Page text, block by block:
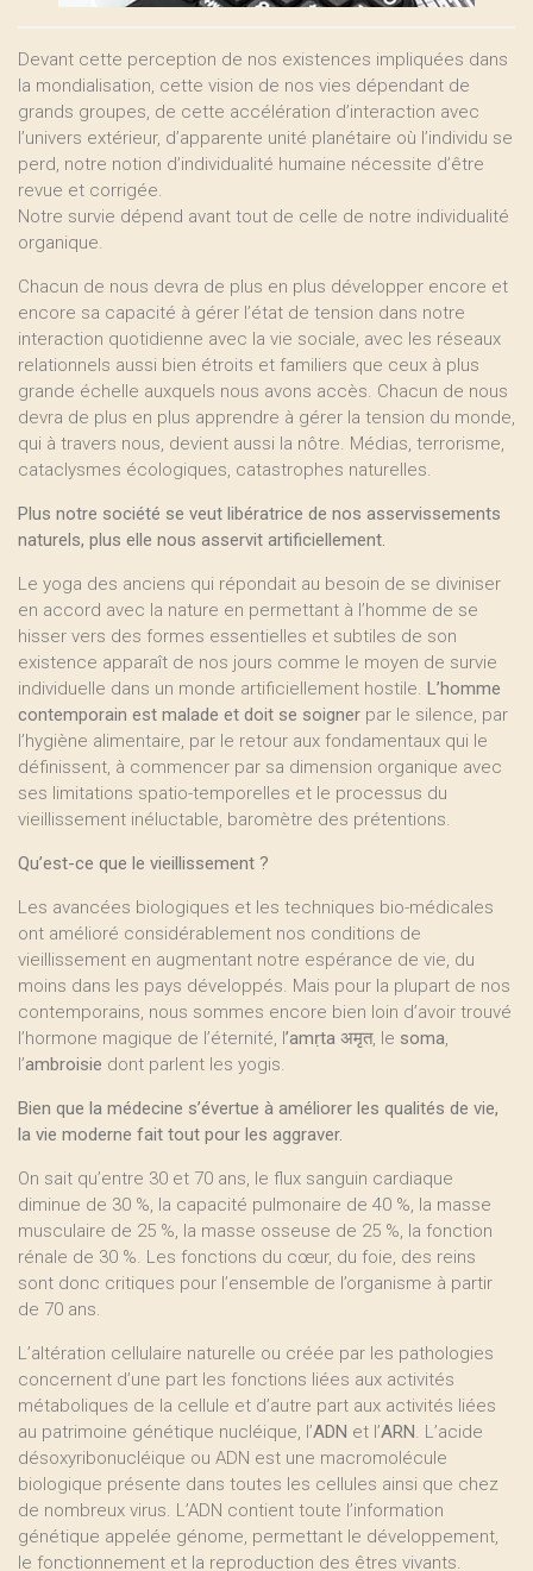
Devant cette perception de nos existences impliquées dans
la mondialisation, cette vision de nos vies dépendant de
grands groupes, de cette accélération d’interaction avec
l’univers extérieur, d’apparente unité planétaire où l’individu se
perd, notre notion d’individualité humaine nécessite d’être
revue et corrigée.
Notre survie dépend avant tout de celle de notre individualité
organique.
Chacun de nous devra de plus en plus développer encore et
encore sa capacité à gérer l’état de tension dans notre
interaction quotidienne avec la vie sociale, avec les réseaux
relationnels aussi bien étroits et familiers que ceux à plus
grande échelle auxquels nous avons accès. Chacun de nous
devra de plus en plus apprendre à gérer la tension du monde,
qui à travers nous, devient aussi la nôtre. Médias, terrorisme,
cataclysmes écologiques, catastrophes naturelles.
Plus notre société se veut libératrice de nos asservissements
naturels, plus elle nous asservit artificiellement.
Le yoga des anciens qui répondait au besoin de se diviniser
en accord avec la nature en permettant à l’homme de se
hisser vers des formes essentielles et subtiles de son
existence apparaît de nos jours comme le moyen de survie
individuelle dans un monde artificiellement hostile. L’homme
contemporain est malade et doit se soigner par le silence, par
l’hygiène alimentaire, par le retour aux fondamentaux qui le
définissent, à commencer par sa dimension organique avec
ses limitations spatio-temporelles et le processus du
vieillissement inéluctable, baromètre des prétentions.
Qu’est-ce que le vieillissement ?
Les avancées biologiques et les techniques bio-médicales
ont amélioré considérablement nos conditions de
vieillissement en augmentant notre espérance de vie, du
moins dans les pays développés. Mais pour la plupart de nos
contemporains, nous sommes encore bien loin d’avoir trouvé
l’hormone magique de l’éternité, l’amṛta अमृत, le soma,
l’ambroisie dont parlent les yogis.
Bien que la médecine s’évertue à améliorer les qualités de vie,
la vie moderne fait tout pour les aggraver.
On sait qu’entre 30 et 70 ans, le flux sanguin cardiaque
diminue de 30 %, la capacité pulmonaire de 40 %, la masse
musculaire de 25 %, la masse osseuse de 25 %, la fonction
rénale de 30 %. Les fonctions du cœur, du foie, des reins
sont donc critiques pour l’ensemble de l’organisme à partir
de 70 ans.
L’altération cellulaire naturelle ou créée par les pathologies
concernent d’une part les fonctions liées aux activités
métaboliques de la cellule et d’autre part aux activités liées
au patrimoine génétique nucléique, l’ADN et l’ARN. L’acide
désoxyribonucléique ou ADN est une macromolécule
biologique présente dans toutes les cellules ainsi que chez
de nombreux virus. L’ADN contient toute l’information
génétique appelée génome, permettant le développement,
le fonctionnement et la reproduction des êtres vivants.